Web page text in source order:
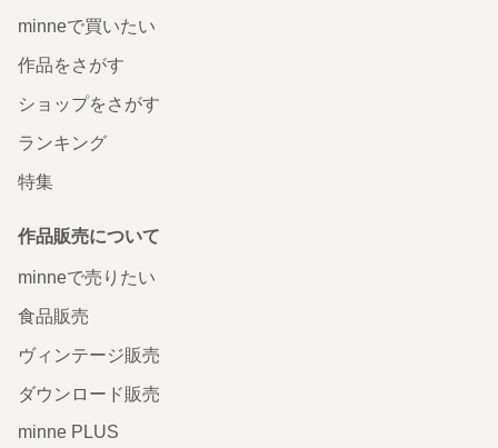
minneで買いたい
作品をさがす
ショップをさがす
ランキング
特集
作品販売について
minneで売りたい
食品販売
ヴィンテージ販売
ダウンロード販売
minne PLUS